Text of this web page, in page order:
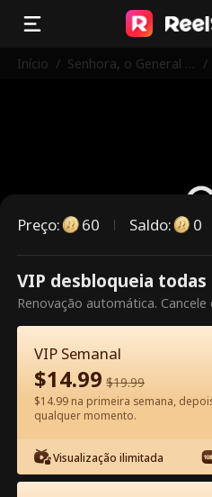
Início / Senhora, o General A
/
Este episódio é
para
60
Preço: 60 Saldo: 0
VIP desbloqueia
Renovação automática. Cancele
VIP Semanal
$14.99 $19.99
$14.99 na primeira semana,
qualquer momento.
Visualização ilimitada